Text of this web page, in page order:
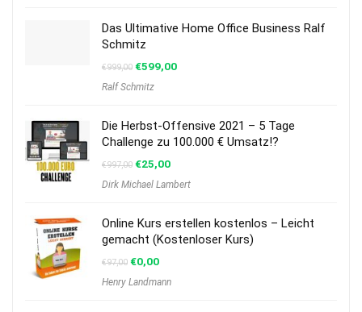
Das Ultimative Home Office Business Ralf
Schmitz
€999,00 €599,00
Ralf Schmitz
Die Herbst-Offensive 2021 – 5 Tage
Challenge zu 100.000 € Umsatz!?
€997,00 €25,00
Dirk Michael Lambert
Online Kurs erstellen kostenlos – Leicht
gemacht (Kostenloser Kurs)
€97,00 €0,00
Henry Landmann